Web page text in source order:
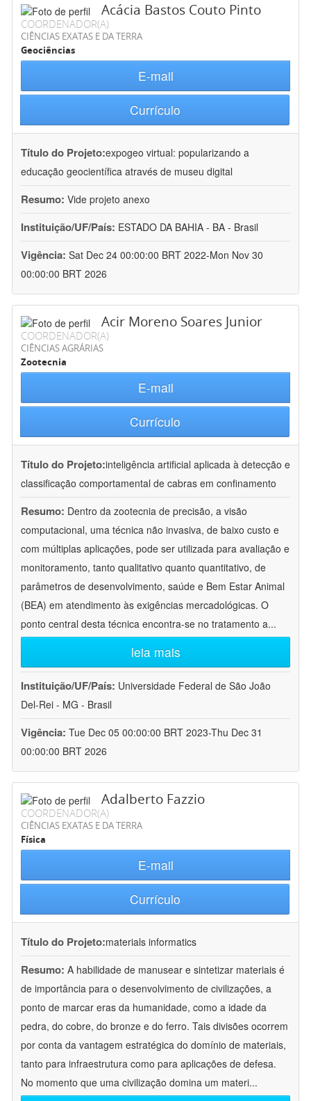
Acácia Bastos Couto Pinto
COORDENADOR(A)
CIÊNCIAS EXATAS E DA TERRA
Geociências
E-mail
Currículo
Título do Projeto:expogeo virtual: popularizando a
educação geocientífica através de museu digital
Resumo: Vide projeto anexo
Instituição/UF/País: ESTADO DA BAHIA - BA - Brasil
Vigência: Sat Dec 24 00:00:00 BRT 2022-Mon Nov 30
00:00:00 BRT 2026
Acir Moreno Soares Junior
COORDENADOR(A)
CIÊNCIAS AGRÁRIAS
Zootecnia
E-mail
Currículo
Título do Projeto:inteligência artificial aplicada à detecção e
classificação comportamental de cabras em confinamento
Resumo: Dentro da zootecnia de precisão, a visão
computacional, uma técnica não invasiva, de baixo custo e
com múltiplas aplicações, pode ser utilizada para avaliação e
monitoramento, tanto qualitativo quanto quantitativo, de
parâmetros de desenvolvimento, saúde e Bem Estar Animal
(BEA) em atendimento às exigências mercadológicas. O
ponto central desta técnica encontra-se no tratamento a...
leia mais
Instituição/UF/País: Universidade Federal de São João
Del-Rei - MG - Brasil
Vigência: Tue Dec 05 00:00:00 BRT 2023-Thu Dec 31
00:00:00 BRT 2026
Adalberto Fazzio
COORDENADOR(A)
CIÊNCIAS EXATAS E DA TERRA
Física
E-mail
Currículo
Título do Projeto:materials informatics
Resumo: A habilidade de manusear e sintetizar materiais é
de importância para o desenvolvimento de civilizações, a
ponto de marcar eras da humanidade, como a idade da
pedra, do cobre, do bronze e do ferro. Tais divisões ocorrem
por conta da vantagem estratégica do domínio de materiais,
tanto para infraestrutura como para aplicações de defesa.
No momento que uma civilização domina um materi...